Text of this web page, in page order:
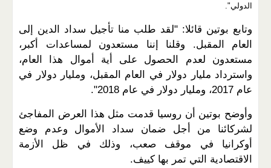
الدولي".
وتابع بوتين قائلا: "لقد طلب منا تأجيل سداد الدين إلى
العام المقبل. وقلنا إننا مستعدون لمساعدات أكبر،
مستعدون لعدم الحصول على أية أموال هذا العام،
واسترداد مليار دولار في العام المقبل، ومليار دولار في
عام 2017، ومليار دولار في عام 2018".
وأوضح بوتين أن روسيا قدمت مثل هذا العرض المفاجئ
لشركائنا من أجل ضمان سداد الأموال وعدم وضع
أوكرانيا في موقف صعب، وذلك في ظل الأزمة
الاقتصادية التي تمر بها كييف.